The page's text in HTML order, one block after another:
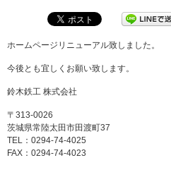
ホームページリニューアル致しました。
今後とも宜しくお願い致します。
鈴木鉄工 株式会社
〒313-0026
茨城県常陸太田市田渡町37
TEL：0294-74-4025
FAX：0294-74-4023